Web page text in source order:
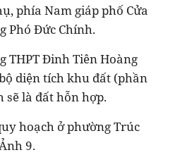
phía Nam giáp phố Cửa
Phó Đức Chính.
THPT Đinh Tiên Hoàng
diện tích khu đất (phần
sẽ là đất hỗn hợp.